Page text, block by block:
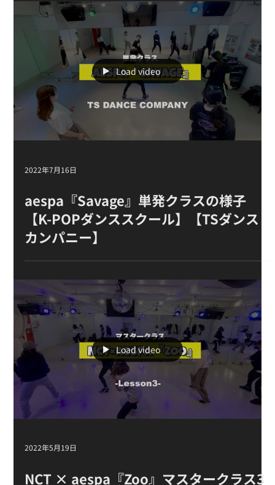
2022年8月1日
8月のご予約を開始いたしました！【TS
ダンスカンパニー】【K-POPダンススク
ール 東京】
Load video
2022年7月16日
aespa『Savage』単発クラスの様子
【K-POPダンススクール】【TSダンス
カンパニー】
Load video